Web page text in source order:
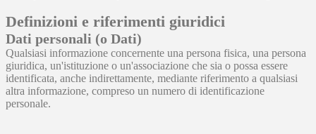
Definizioni e riferimenti giuridici
Dati personali (o Dati)
Qualsiasi informazione concernente una persona fisica, una persona
giuridica, un'istituzione o un'associazione che sia o possa essere
identificata, anche indirettamente, mediante riferimento a qualsiasi
altra informazione, compreso un numero di identificazione
personale.